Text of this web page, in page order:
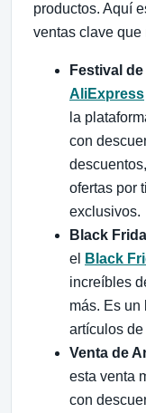
productos. Aquí
ventas clave que
Festival
AliExpress
la
con
ofertas por
exclusivos.
Black
el
Black
increíbles
más. Es un
artículos
Venta de
esta venta
con